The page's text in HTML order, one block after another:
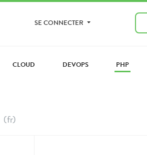
SE CONNECTER
CLOUD DEVOPS PHP
(fr)